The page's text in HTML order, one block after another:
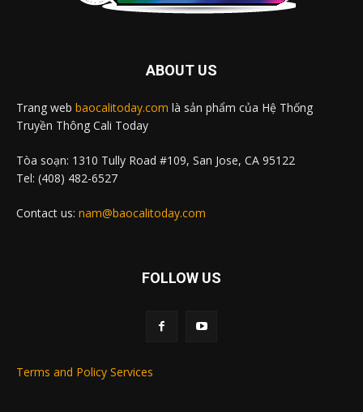
ABOUT US
Trang web baocalitoday.com là sản phẩm của Hệ Thống
Truyền Thông Cali Today
Tòa soạn: 1310 Tully Road #109, San Jose, CA 95122
Tel: (408) 482-6527
Contact us: nam@baocalitoday.com
FOLLOW US
Terms and Policy Services